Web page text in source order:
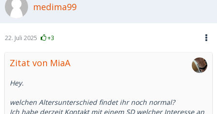
medima99
22. Juli 2025 +3
Zitat von MiaA
Hey.
welchen Altersunterschied findet ihr noch normal?
Ich habe derzeit Kontakt mit einem SD welcher Interesse an